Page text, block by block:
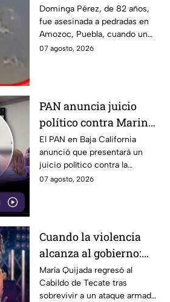
vendedora de cemitas
de 82 años mientras iba
a su casa
Dominga Pérez, de 82 años,
fue asesinada a pedradas en
Amozoc, Puebla, cuando un
sujeto le robó los 90 pesos
07 agosto, 2026
PAN anuncia juicio
político contra Marina
del Pilar y la fiscal de
Baja California
El PAN en Baja California
anunció que presentará un
juicio político contra la
gobernadora y la fiscal del
07 agosto, 2026
Cuando la violencia
alcanza al gobierno:
regidora de Tecate
vuelve al Cabildo tras
María Quijada regresó al
Cabildo de Tecate tras
sobrevivir a un ataque armado